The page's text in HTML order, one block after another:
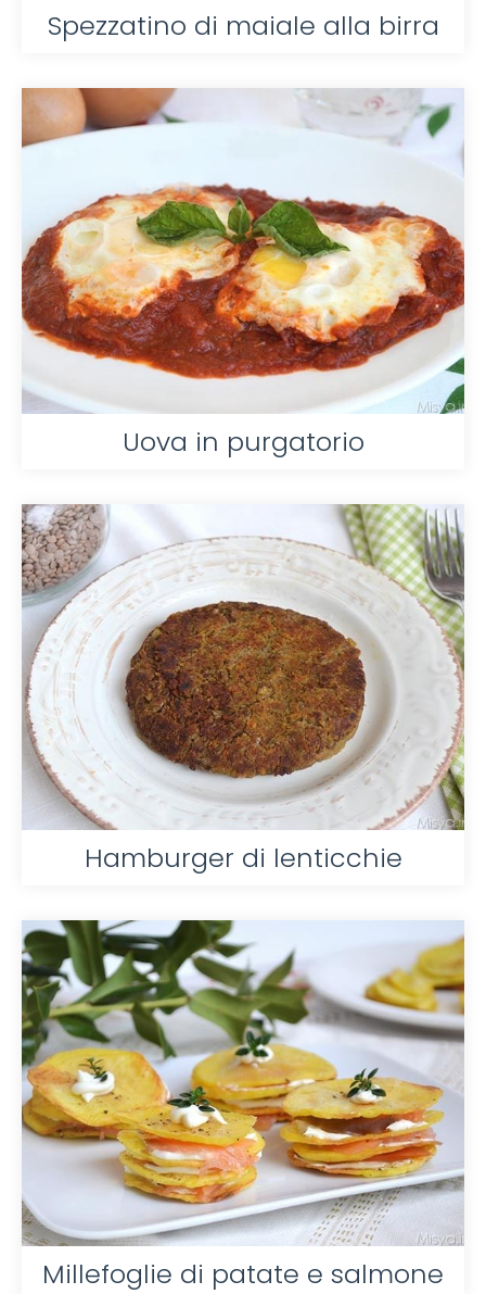
Spezzatino di maiale alla birra
Uova in purgatorio
Hamburger di lenticchie
Millefoglie di patate e salmone